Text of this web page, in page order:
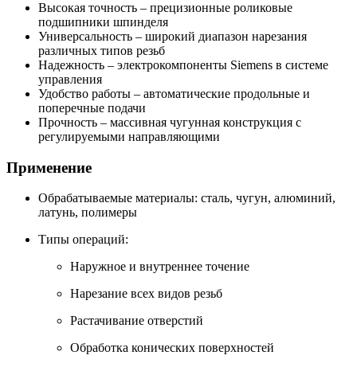
Высокая точность – прецизионные роликовые
подшипники шпинделя
Универсальность – широкий диапазон нарезания
различных типов резьб
Надежность – электрокомпоненты Siemens в системе
управления
Удобство работы – автоматические продольные и
поперечные подачи
Прочность – массивная чугунная конструкция с
регулируемыми направляющими
Применение
Обрабатываемые материалы: сталь, чугун, алюминий,
латунь, полимеры
Типы операций:
Наружное и внутреннее точение
Нарезание всех видов резьб
Растачивание отверстий
Обработка конических поверхностей